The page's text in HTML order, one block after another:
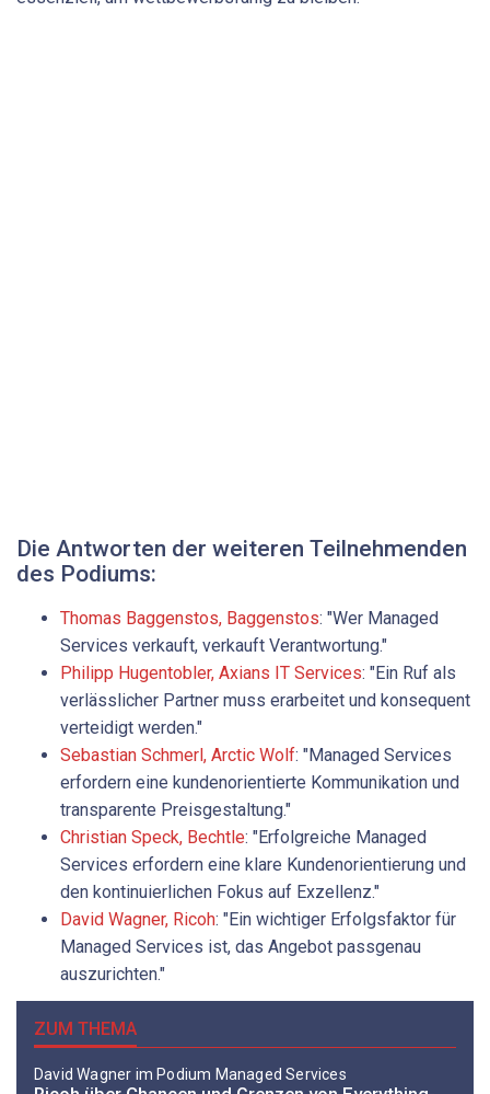
Die Antworten der weiteren Teilnehmenden
des Podiums:
Thomas Baggenstos, Baggen­stos: "Wer Managed
Services verkauft, verkauft Verantwortung."
Philipp ­Hugentobler, Axians IT Services: "Ein Ruf als
verlässlicher Partner muss erarbeitet und konsequent
verteidigt werden."
Sebastian Schmerl, Arctic Wolf: "Managed Services
erfordern eine kundenorientierte Kommunikation und
transparente Preisgestaltung."
Christian Speck, Bechtle: "Erfolgreiche Managed
Services erfordern eine klare Kundenorientierung und
den kontinuierlichen Fokus auf Exzellenz."
David Wagner, Ricoh: "Ein wichtiger Erfolgsfaktor für
Managed Services ist, das Angebot passgenau
auszurichten."
ZUM THEMA
David Wagner im Podium Managed Services